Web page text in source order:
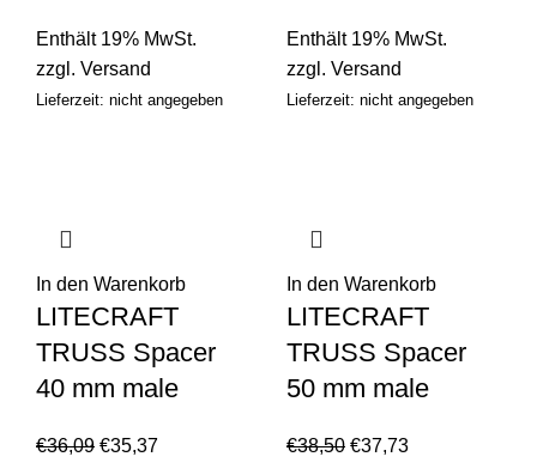
Enthält 19% MwSt.
zzgl. Versand
Lieferzeit: nicht angegeben
Enthält 19% MwSt.
zzgl. Versand
Lieferzeit: nicht angegeben
In den Warenkorb
LITECRAFT
TRUSS Spacer
40 mm male
€36,09 €35,37
In den Warenkorb
LITECRAFT
TRUSS Spacer
50 mm male
€38,50 €37,73